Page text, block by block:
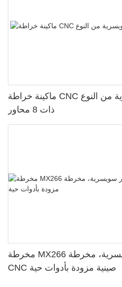
ماكينة خراطة CNC سويسرية من النوع JSWAY D208
ذات 8 محاور
مخرطة MX266 كهربائية بستة محاور سويسرية، مخرطة
CNC صينية مزودة بأدوات حية